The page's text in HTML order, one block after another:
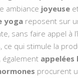
ambiance joyeuse
yogareposent sur
sans faire appel à
ce qui stimule la
, également appelées
procurent